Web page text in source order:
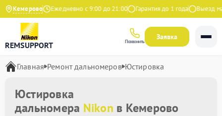
Кемерово
на Яндекс Ежедневно с 9:00 до 21:00 Гарантия до 1 года Выезд
REMSUPPORT Позвонить
Заявка
Главная Ремонт дальномеров Юстировка
Юстировка
дальномера Nikon в Кемерово